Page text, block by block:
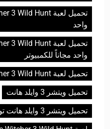
واحد
واحد مجاناً للكمبيوتر
تحميل لعبة The Witcher 3 Wild Hunt للكمبيوتر
تحميل ويتشر 3 وايلد هانت
تحميل ويتشر 3 وايلد هانت تورنت